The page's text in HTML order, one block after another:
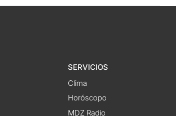
SERVICIOS
Clima
Horóscopo
MDZ Radio